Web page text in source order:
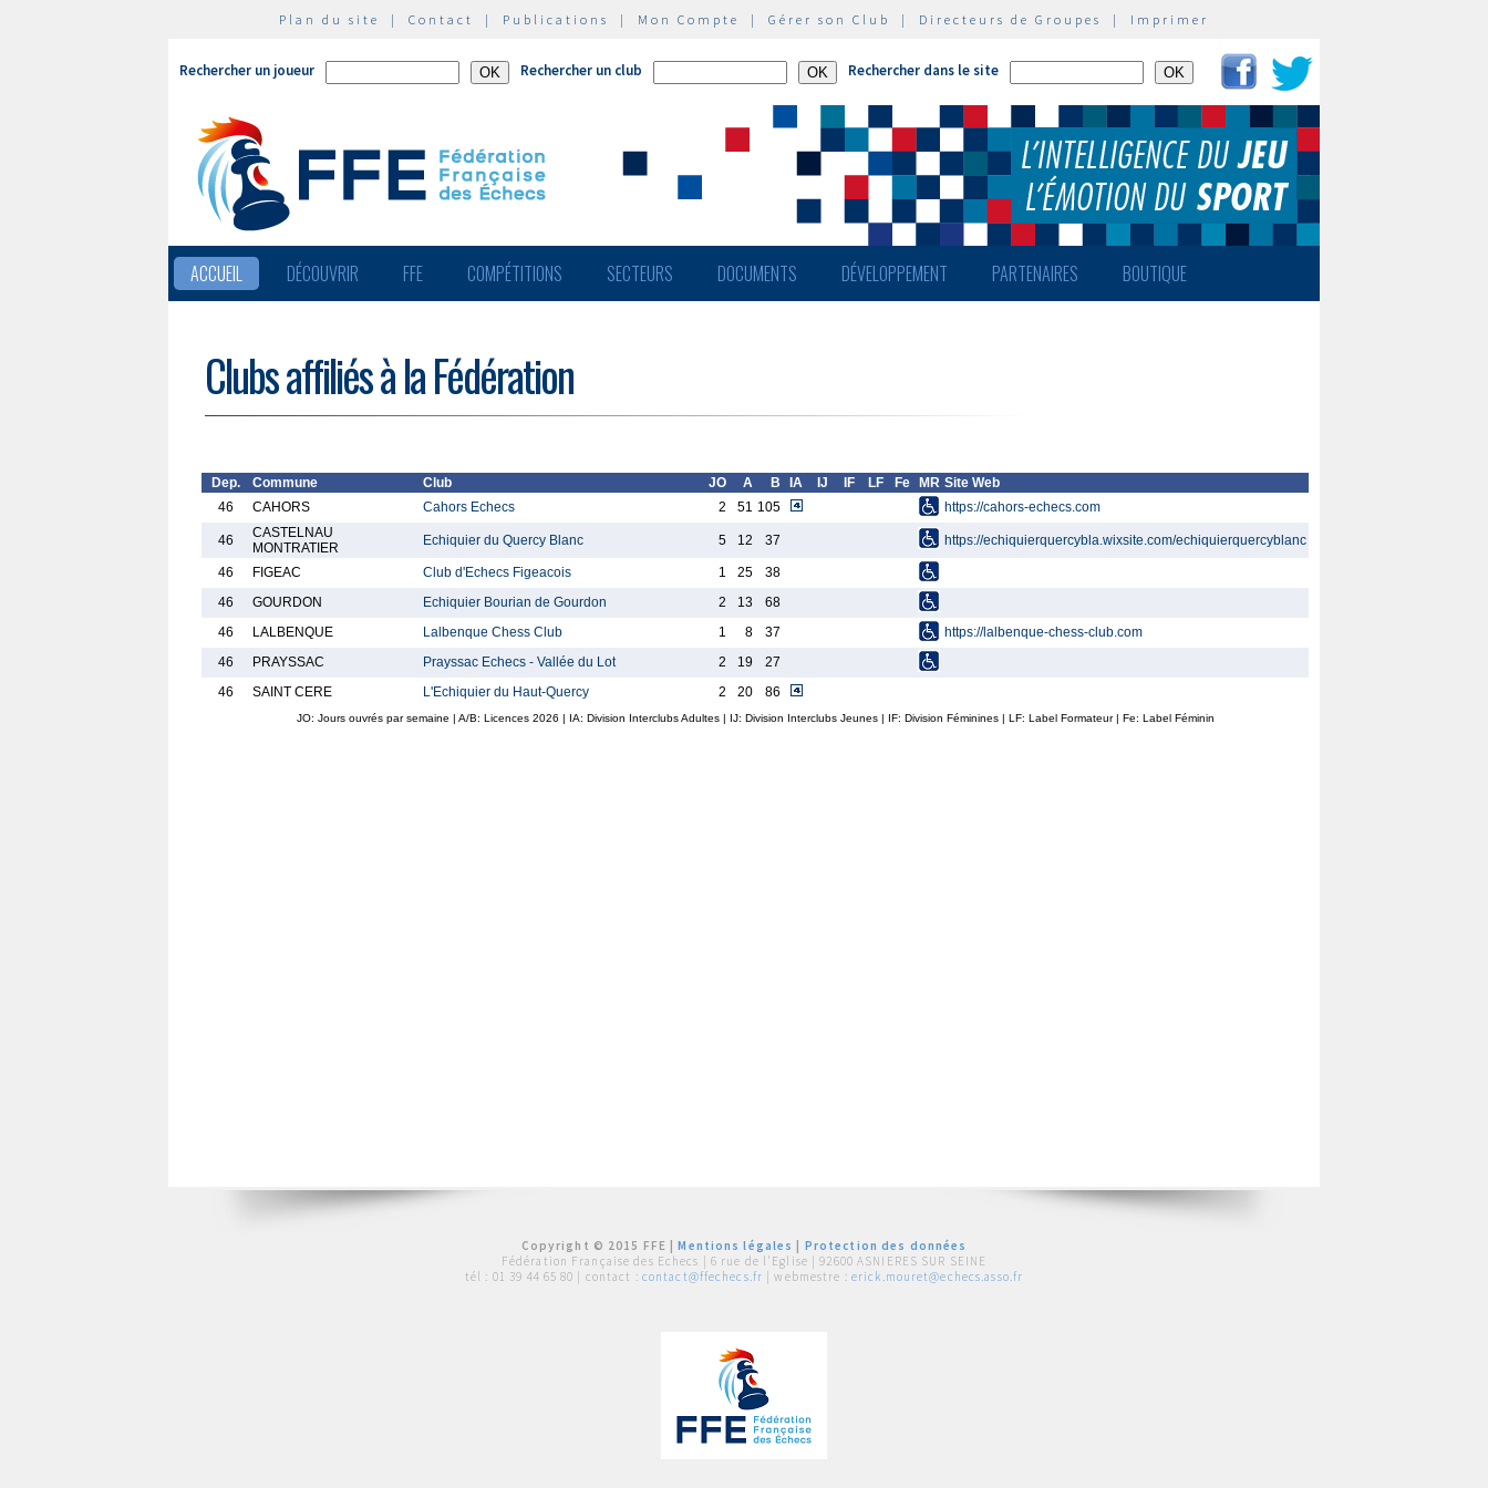
Plan du site | Contact | Publications | Mon Compte | Gérer son Club | Directeurs de Groupes | Imprimer
Rechercher un joueur Rechercher un club Rechercher dans le site
ACCUEIL DÉCOUVRIR FFE COMPÉTITIONS SECTEURS DOCUMENTS DÉVELOPPEMENT PARTENAIRES BOUTIQUE
Clubs affiliés à la Fédération
Dep. Commune Club JO A B IA IJ IF LF Fe MR Site Web
46
CAHORS Cahors Echecs 2 51 105 https://cahors-echecs.com
46
CASTELNAU
MONTRATIER
Echiquier du Quercy Blanc 5 12 37 https://echiquierquercybla.wixsite.com/echiquierquercyblanc
46 FIGEAC Club d'Echecs Figeacois 1 25
38
46
GOURDON Echiquier Bourian de Gourdon 2 13
68
46
LALBENQUE Lalbenque Chess Club 1 8 37
https://lalbenque-chess-club.com
46
PRAYSSAC Prayssac Echecs - Vallée du Lot 2 19
27
46
SAINT CERE L'Echiquier du Haut-Quercy 2 20 86
JO: Jours ouvrés par semaine | A/B: Licences 2026 | IA: Division Interclubs Adultes | IJ: Division Interclubs Jeunes | IF: Division Féminines | LF: Label Formateur | Fe: Label Féminin
Copyright © 2015 FFE |Mentions légales
Protection des données
Fédération Française des Echecs | 6 rue de l'Eglise | 92600 ASNIERES SUR SEINE
tél : 01 39 44 65 80 | contact : contact@ffechecs.fr | webmestre : erick.mouret@echecs.asso.fr